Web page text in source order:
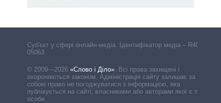
Cуб'єкт у сфері онлайн-медіа. Ідентифікатор медіа – R40-
05063
© 2009—2026 «Слово і Діло» Всі права захищені і
охороняються законом. Адміністрація сайту залишає за
собою право не погоджуватися з інформацією, яка
публікується на сайті, власниками або авторами якої є треті
особи.